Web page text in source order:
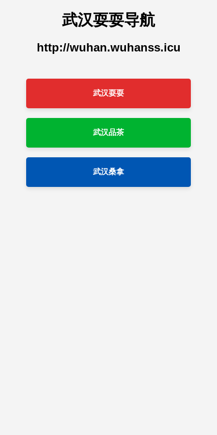
武汉耍耍导航
http://wuhan.wuhanss.icu
武汉耍耍
武汉品茶
武汉桑拿